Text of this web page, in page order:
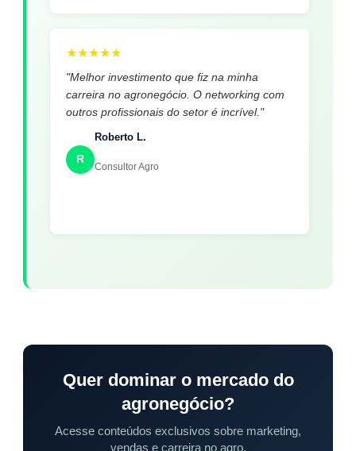
★★★★★
"Melhor investimento que fiz na minha
carreira no agronegócio. O networking com
outros profissionais do setor é incrível."
R
Roberto L.
Consultor Agro
Quer dominar o mercado do
agronegócio?
Acesse conteúdos exclusivos sobre marketing,
vendas e carreira no agro.